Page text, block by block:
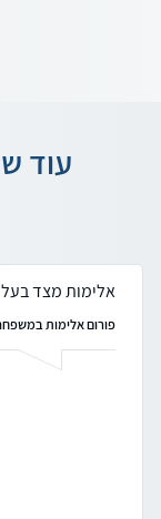
עוד
אלימות מצד
פורום אלימות